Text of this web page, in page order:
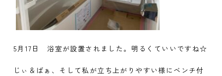
5月17日 浴室が設置されました。明るくていいですね☆
じぃ＆ばぁ、そして私が立ち上がりやすい様にベンチ付